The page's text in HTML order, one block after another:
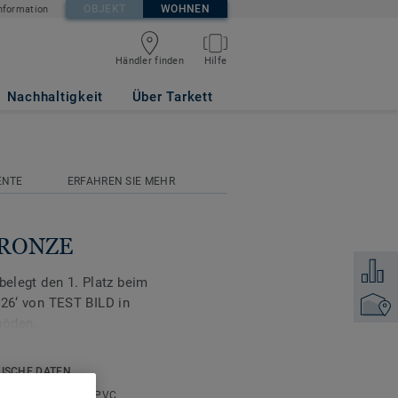
OBJEKT WOHNEN
Händler finden Hilfe
Nachhaltigkeit Über Tarkett
Zum
ERFAHREN SIE MEHR
den 1. Platz beim
von TEST BILD in
DATEN
Geschäumter PVC